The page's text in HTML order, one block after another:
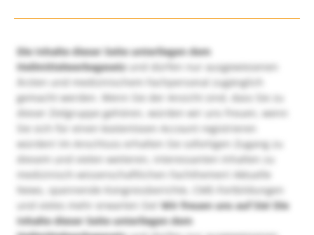
Die Inhalte dieser Seite unterliegen dem
Heilmittelwerbegesetzund dürfen nur ausgewiesenen
Ärzten und medizinischem Fachpersonal zugänglich
gemacht werden. Wenn Sie der Ansicht sind, dass Sie zu
dieser Zielgruppe gehören, würden wir uns freuen, wenn
Sie sich für einen kostenlosen Account registrieren
würden! Im Anschluss erhalten Sie sofortigen Zugang zu
diesem und vielen weiteren, interessanten Inhalten zu
medizinisch-wissenschaftlichen Fachthemen! Aktuelle
News, spannende Kongressberichte, CME-Fortbildungen
und vieles mehr erwarten Sie!Wir freuen uns auf Sie! Die
Inhalte dieser Seite unterliegen dem